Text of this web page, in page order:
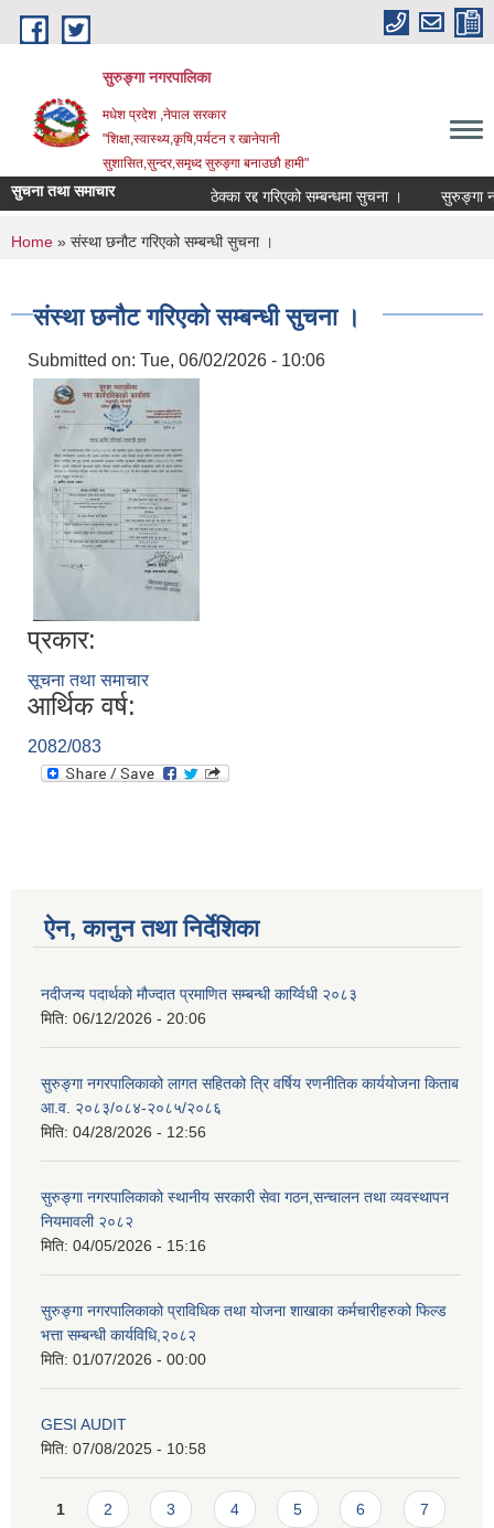
Skip to main content
सुरुङ्‍गा नगरपालिका
मधेश प्रदेश ,नेपाल सरकार
"शिक्षा,स्वास्थ्य,कृषि,पर्यटन र खानेपानी
सुशासित,सुन्दर,समृध्द सुरुङ्गा बनाउछौ हामी"
सुचना तथा समाचार ठेक्का रद्द गरिएको सम्बन्धमा सुचना ।
You are here
Home » संस्था छनौट गरिएको सम्बन्धी सुचना ।
संस्था छनौट गरिएको सम्बन्धी सुचना ।
Submitted on: Tue, 06/02/2026 - 10:06
प्रकार:
सूचना तथा समाचार
आर्थिक वर्ष:
2082/083
ऐन, कानुन तथा निर्देशिका
नदीजन्य पदार्थको मौज्दात प्रमाणित सम्बन्धी कार्य्विधी २०८३
मिति: 06/12/2026 - 20:06
सुरुङ्गा नगरपालिकाको लागत सहितको त्रि वर्षिय रणनीतिक कार्ययोजना किताब
आ.व. २०८३/०८४-२०८५/२०८६
मिति: 04/28/2026 - 12:56
सुरुङ्गा नगरपालिकाको स्थानीय सरकारी सेवा गठन,सन्चालन तथा व्यवस्थापन
नियमावली २०८२
मिति: 04/05/2026 - 15:16
सुरुङ्गा नगरपालिकाको प्राविधिक तथा योजना शाखाका कर्मचारीहरुको फिल्ड
भत्ता सम्बन्धी कार्यविधि,२०८२
मिति: 01/07/2026 - 00:00
GESI AUDIT
मिति: 07/08/2025 - 10:58
Pages
1 2 3 4 5 6 7